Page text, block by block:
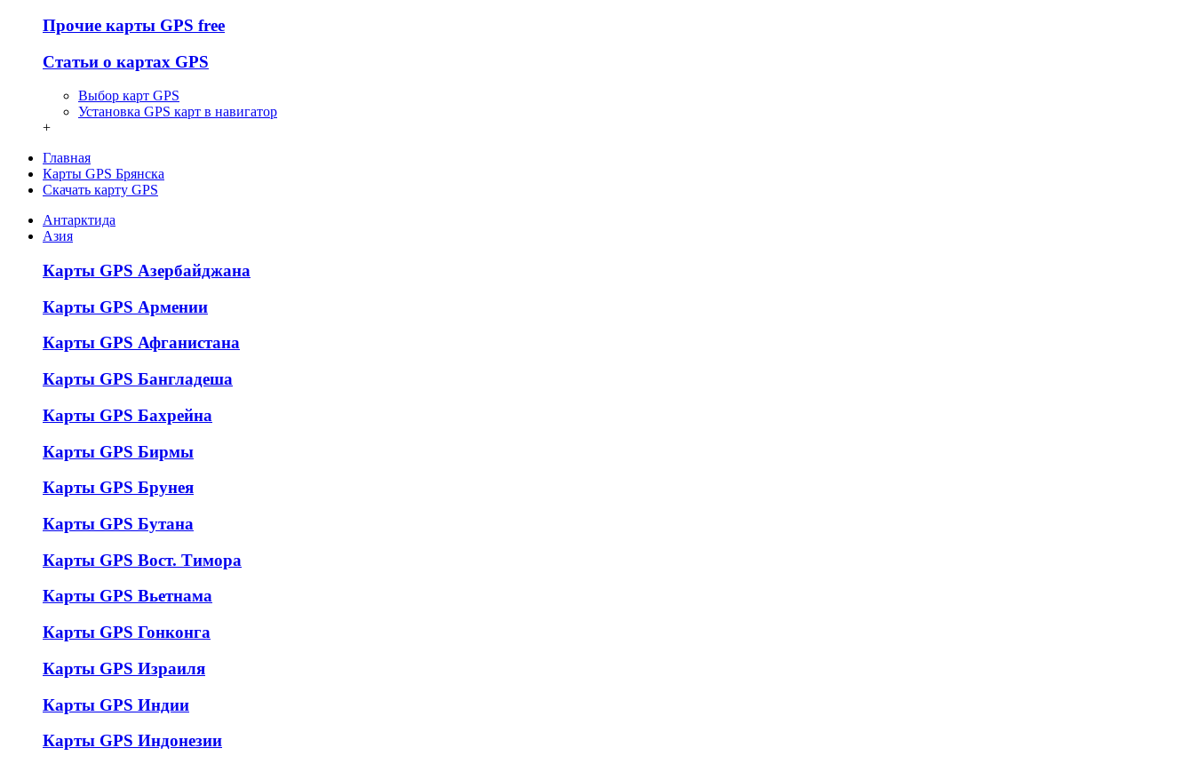
Прочие карты GPS free
Статьи о картах GPS
Выбор карт GPS
Установка GPS карт в навигатор
+
Главная
Карты GPS Брянска
Скачать карту GPS
Антарктида
Азия
Карты GPS Азербайджана
Карты GPS Армении
Карты GPS Афганистана
Карты GPS Бангладеша
Карты GPS Бахрейна
Карты GPS Бирмы
Карты GPS Брунея
Карты GPS Бутана
Карты GPS Вост. Тимора
Карты GPS Вьетнама
Карты GPS Гонконга
Карты GPS Израиля
Карты GPS Индии
Карты GPS Индонезии